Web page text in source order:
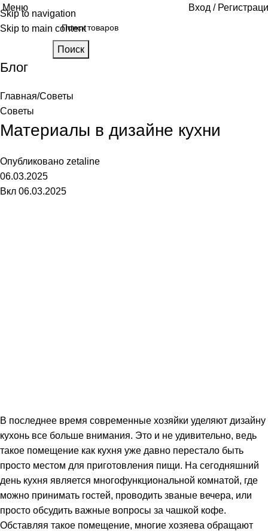
Skip to navigation
Skip to main content
Меню Вход /
Поиск
Блог
Главная Советы
Советы
Материалы в дизайне кухни
Опубликовано zetaline
06.03.2025
Вкл 06.03.2025
В последнее время современные хозяйки уделяют дизайну
кухонь все больше внимания. Это и не удивительно, ведь
такое помещение как кухня уже давно перестало быть
просто местом для приготовления пищи. На сегодняшний
день кухня является многофункциональной комнатой, где
можно принимать гостей, проводить званые вечера, или
просто обсудить важные вопросы за чашкой кофе.
Обставляя такое помещение, многие хозяева обращают